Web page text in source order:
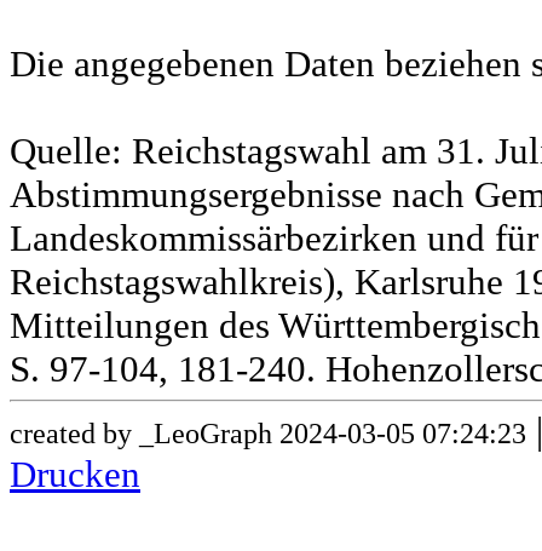
Die angegebenen Daten
Quelle: Reichstagswahl am 31.
Abstimmungsergebnisse nach
Landeskommissärbezirken und
Reichstagswahlkreis), Karlsruhe
Mitteilungen des
S. 97-104, 181-240.
created by _LeoGraph 2024-03-05 07:24:23
Drucken